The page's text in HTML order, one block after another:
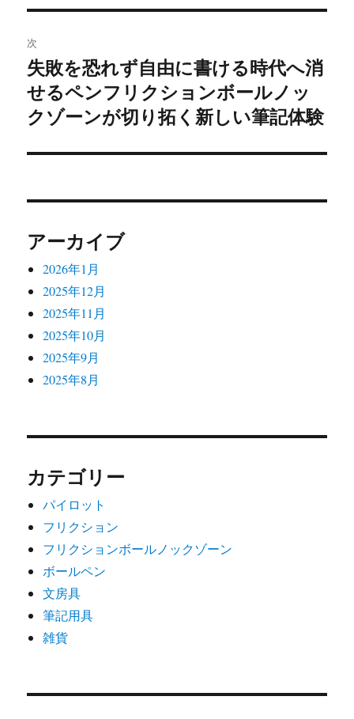
ゲ
ー
シ
ョ
ン
次
次
の
投
失敗を恐れず自由に書ける時代へ消
せるペンフリクションボールノッ
クゾーンが切り拓く新しい筆記体験
アーカイブ
2026年1月
2025年12月
2025年11月
2025年10月
2025年9月
2025年8月
カテゴリー
パイロット
フリクション
フリクションボールノックゾーン
ボールペン
文房具
筆記用具
雑貨